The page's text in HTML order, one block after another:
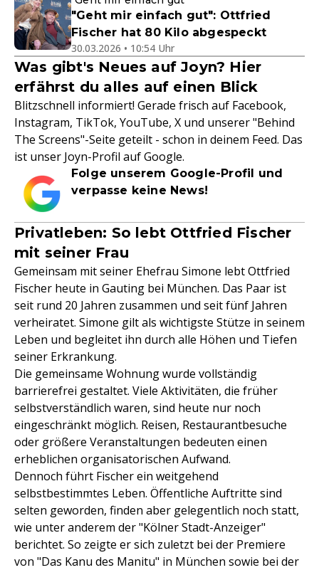
"Geht mir einfach gut": Ottfried
Fischer hat 80 Kilo abgespeckt
30.03.2026 • 10:54 Uhr
Was gibt's Neues auf Joyn? Hier
erfährst du alles auf einen Blick
Blitzschnell informiert! Gerade frisch auf Facebook,
Instagram, TikTok, YouTube, X und unserer "Behind
The Screens"-Seite geteilt - schon in deinem Feed. Das
ist unser Joyn-Profil auf Google.
Folge unserem Google-Profil und
verpasse keine News!
Privatleben: So lebt Ottfried Fischer
mit seiner Frau
Gemeinsam mit seiner Ehefrau Simone lebt Ottfried
Fischer heute in Gauting bei München. Das Paar ist
seit rund 20 Jahren zusammen und seit fünf Jahren
verheiratet. Simone gilt als wichtigste Stütze in seinem
Leben und begleitet ihn durch alle Höhen und Tiefen
seiner Erkrankung.
Die gemeinsame Wohnung wurde vollständig
barrierefrei gestaltet. Viele Aktivitäten, die früher
selbstverständlich waren, sind heute nur noch
eingeschränkt möglich. Reisen, Restaurantbesuche
oder größere Veranstaltungen bedeuten einen
erheblichen organisatorischen Aufwand.
Dennoch führt Fischer ein weitgehend
selbstbestimmtes Leben. Öffentliche Auftritte sind
selten geworden, finden aber gelegentlich noch statt,
wie unter anderem der "Kölner Stadt-Anzeiger"
berichtet. So zeigte er sich zuletzt bei der Premiere
von "Das Kanu des Manitu" in München sowie bei der